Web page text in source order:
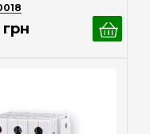
грн